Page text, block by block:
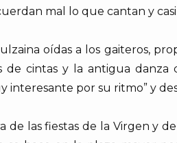
mal lo que cantan y
oídas a los gaiteros,
de cintas y la antigua
interesante por su ritmo” y
de las fiestas de la Virgen